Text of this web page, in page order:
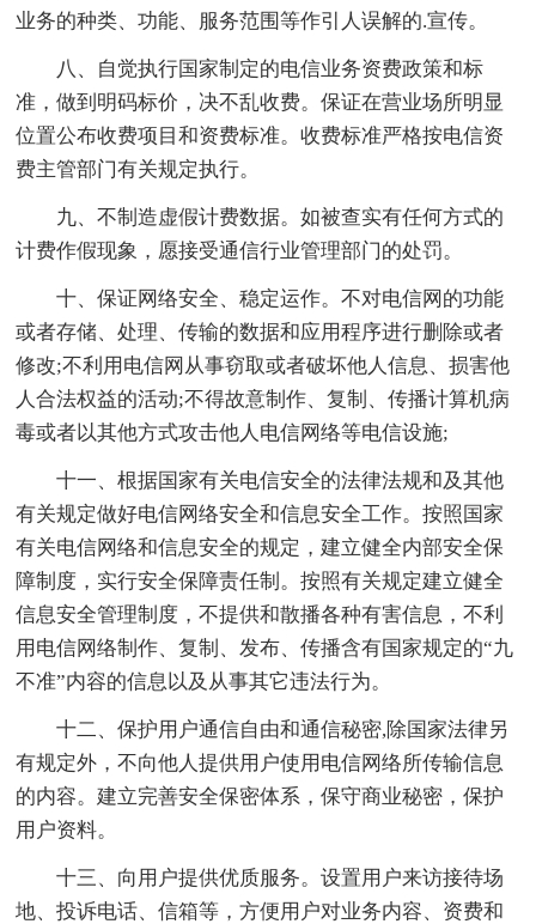
业务的种类、功能、服务范围等作引人误解的.宣传。
八、自觉执行国家制定的电信业务资费政策和标
准，做到明码标价，决不乱收费。保证在营业场所明显
位置公布收费项目和资费标准。收费标准严格按电信资
费主管部门有关规定执行。
九、不制造虚假计费数据。如被查实有任何方式的
计费作假现象，愿接受通信行业管理部门的处罚。
十、保证网络安全、稳定运作。不对电信网的功能
或者存储、处理、传输的数据和应用程序进行删除或者
修改;不利用电信网从事窃取或者破坏他人信息、损害他
人合法权益的活动;不得故意制作、复制、传播计算机病
毒或者以其他方式攻击他人电信网络等电信设施;
十一、根据国家有关电信安全的法律法规和及其他
有关规定做好电信网络安全和信息安全工作。按照国家
有关电信网络和信息安全的规定，建立健全内部安全保
障制度，实行安全保障责任制。按照有关规定建立健全
信息安全管理制度，不提供和散播各种有害信息，不利
用电信网络制作、复制、发布、传播含有国家规定的“九
不准”内容的信息以及从事其它违法行为。
十二、保护用户通信自由和通信秘密,除国家法律另
有规定外，不向他人提供用户使用电信网络所传输信息
的内容。建立完善安全保密体系，保守商业秘密，保护
用户资料。
十三、向用户提供优质服务。设置用户来访接待场
地、投诉电话、信箱等，方便用户对业务内容、资费和